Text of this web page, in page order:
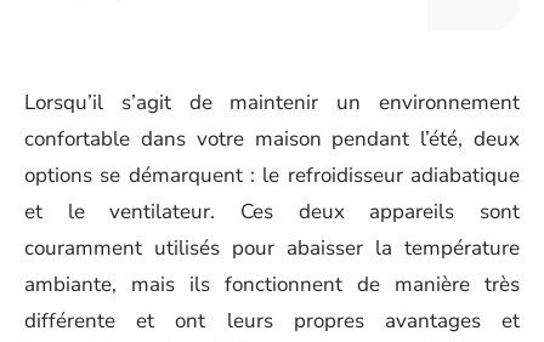
Lorsqu’il s’agit de maintenir un environnement
confortable dans votre maison pendant l’été, deux
options se démarquent : le refroidisseur adiabatique
et le ventilateur. Ces deux appareils sont
couramment utilisés pour abaisser la température
ambiante, mais ils fonctionnent de manière très
différente et ont leurs propres avantages et